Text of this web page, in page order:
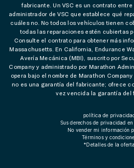
fabricante. Un VSC es un contrato
administrador de VSC que establece qué
cuáles no. No todos los vehículos tienen
todas las reparaciones estén cubiertas
Consulte el contrato para obtener más
Massachusetts. En California, Endurance
Avería Mecánica (MBI), suscrito por
Company y administrado por Marathon
opera bajo el nombre de Marathon
no es una garantía del fabricante; ofrece
vez vencida la garantía del
política de
Sus derechos de privacidad
No vender mi información
Términos y
*Detalles de la oferta